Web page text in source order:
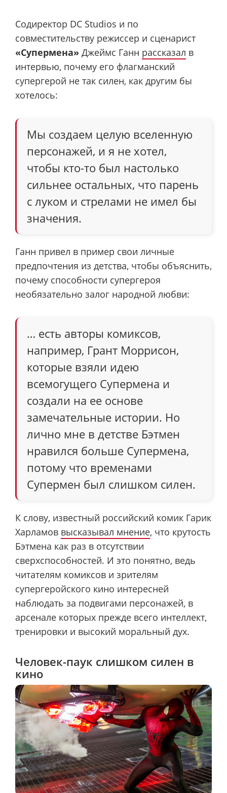
Содиректор DC Studios и по
совместительству режиссер и сценарист
«Супермена» Джеймс Ганн рассказал в
интервью, почему его флагманский
супергерой не так силен, как другим бы
хотелось:
Мы создаем целую вселенную
персонажей, и я не хотел,
чтобы кто-то был настолько
сильнее остальных, что парень
с луком и стрелами не имел бы
значения.
Ганн привел в пример свои личные
предпочтения из детства, чтобы объяснить,
почему способности супергероя
необязательно залог народной любви:
… есть авторы комиксов,
например, Грант Моррисон,
которые взяли идею
всемогущего Супермена и
создали на ее основе
замечательные истории. Но
лично мне в детстве Бэтмен
нравился больше Супермена,
потому что временами
Супермен был слишком силен.
К слову, известный российский комик Гарик
Харламов высказывал мнение, что крутость
Бэтмена как раз в отсутствии
сверхспособностей. И это понятно, ведь
читателям комиксов и зрителям
супергеройского кино интересней
наблюдать за подвигами персонажей, в
арсенале которых прежде всего интеллект,
тренировки и высокий моральный дух.
Человек-паук слишком силен в
кино